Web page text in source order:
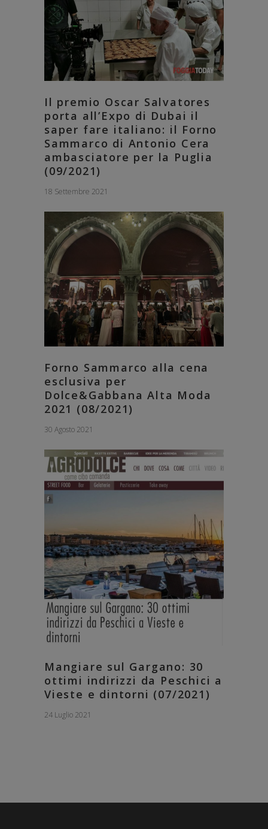
Il premio Oscar Salvatores
porta all’Expo di Dubai il
saper fare italiano: il Forno
Sammarco di Antonio Cera
ambasciatore per la Puglia
(09/2021)
18 Settembre 2021
Forno Sammarco alla cena
esclusiva per
Dolce&Gabbana Alta Moda
2021 (08/2021)
30 Agosto 2021
Mangiare sul Gargano: 30
ottimi indirizzi da Peschici a
Vieste e dintorni (07/2021)
24 Luglio 2021